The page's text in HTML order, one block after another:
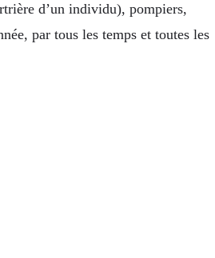
d’un individu), pompiers,
par tous les temps et toutes les